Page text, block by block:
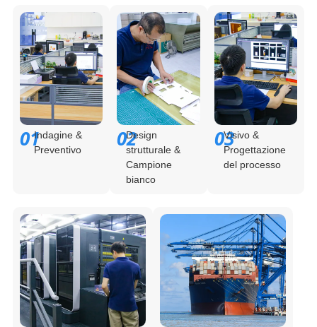
01Indagine &
Preventivo
02Design
strutturale &
Campione
bianco
03Visivo &
Progettazione
del processo